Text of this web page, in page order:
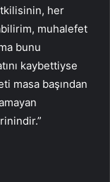
her
muhalefet
bunu
kaybettiyse
masa başından